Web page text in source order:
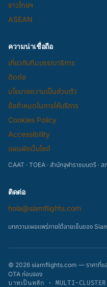
ชาวไทยฯ
ASEAN
ความน่าเชื่อถือ
เกี่ยวกับทีมบรรณาธิการ
ติดต่อ
นโยบายความเป็นส่วนตัว
ข้อกำหนดในการให้บริการ
Cookies Policy
Accessibility
แผนผังเว็บไซต์
CAAT · TOEA · สำนักจุฬาราชมนตรี ·
ติดต่อ
hola@siamflights.com
บทความเผยแพร่ภายใต้ลายเซ็นของ
© 2026 siamflights.com — ราคาที่แส
OTA ก่อนจอง
บาทเป็นหลัก · MULTI-CLUSTER